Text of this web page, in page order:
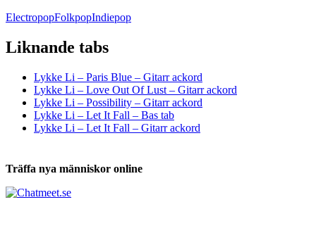
ElectropopFolkpopIndiepop
Liknande tabs
Lykke Li – Paris Blue – Gitarr ackord
Lykke Li – Love Out Of Lust – Gitarr ackord
Lykke Li – Possibility – Gitarr ackord
Lykke Li – Let It Fall – Bas tab
Lykke Li – Let It Fall – Gitarr ackord
Träffa nya människor online